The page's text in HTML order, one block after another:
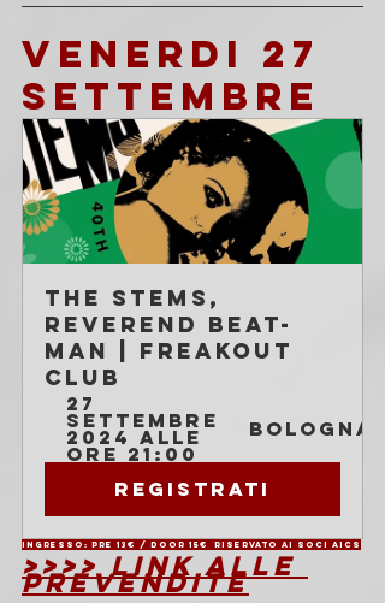
VENERDI 27
SETTEMBRE
The Stems,
Reverend Beat-
Man | Freakout
Club
27
settembre
2024 alle
ore 21:00
Bologna
Registrati
Ingresso: PRE 13€ / DOOR 15€ 	Riservato ai soci AICS
>>>> LINK ALLE
PREVENDITE